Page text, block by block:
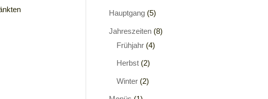
Hauptgang (5)
Jahreszeiten (8)
Frühjahr (4)
Herbst (2)
Winter (2)